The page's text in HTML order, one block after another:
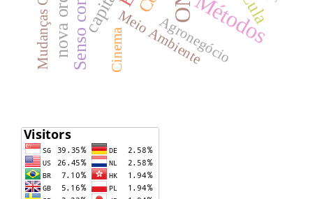
Métodos
Meio Ambiente
Agronegócio
Cinema